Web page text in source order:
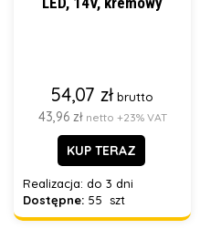
54,07 zł brutto
43,96 zł netto +23% VAT
KUP TERAZ
Realizacja: do 3 dni
Dostępne: 55 szt